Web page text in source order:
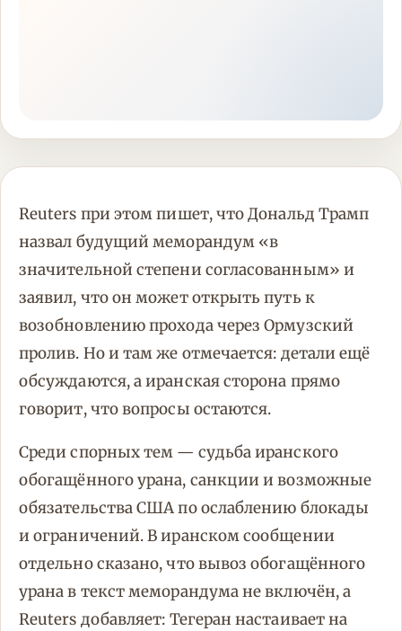
Reuters при этом пишет, что Дональд Трамп
назвал будущий меморандум «в
значительной степени согласованным» и
заявил, что он может открыть путь к
возобновлению прохода через Ормузский
пролив. Но и там же отмечается: детали ещё
обсуждаются, а иранская сторона прямо
говорит, что вопросы остаются.
Среди спорных тем — судьба иранского
обогащённого урана, санкции и возможные
обязательства США по ослаблению блокады
и ограничений. В иранском сообщении
отдельно сказано, что вывоз обогащённого
урана в текст меморандума не включён, а
Reuters добавляет: Тегеран настаивает на